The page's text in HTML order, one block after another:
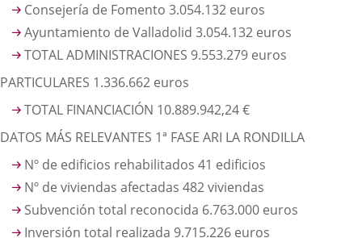
Consejería de Fomento 3.054.132 euros
Ayuntamiento de Valladolid 3.054.132 euros
TOTAL ADMINISTRACIONES 9.553.279 euros
PARTICULARES 1.336.662 euros
TOTAL FINANCIACIÓN 10.889.942,24 €
DATOS MÁS RELEVANTES 1ª FASE ARI LA RONDILLA
Nº de edificios rehabilitados 41 edificios
Nº de viviendas afectadas 482 viviendas
Subvención total reconocida 6.763.000 euros
Inversión total realizada 9.715.226 euros